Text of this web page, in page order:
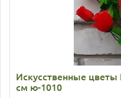
Искусственные цветы
см ю-1010